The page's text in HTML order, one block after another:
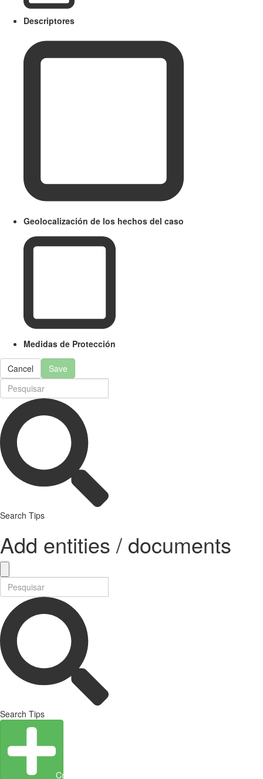
Descriptores
Geolocalización de los hechos del caso
Medidas de Protección
Cancel Save
Search Tips
Add entities / documents
Search Tips
Create Entity